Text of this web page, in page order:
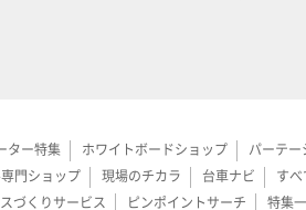
ター特集 ホワイトボードショップ パーテー
門ショップ 現場のチカラ 台車ナビ す
づくりサービス ピンポイントサーチ 特集